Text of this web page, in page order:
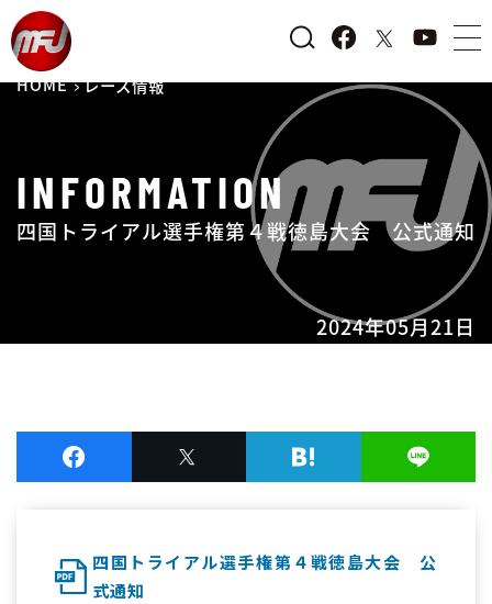
HOME レース情報
INFORMATION
四国トライアル選手権第４戦徳島大会 公式通知
2024年05月21日
四国トライアル選手権第４戦徳島大会 公
式通知